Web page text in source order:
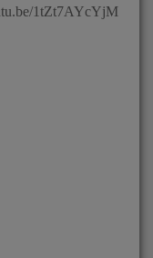
1tZt7AYcYjM